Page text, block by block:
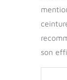
son